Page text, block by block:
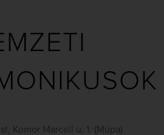
Komor Marcell u. 1. (Müpa)